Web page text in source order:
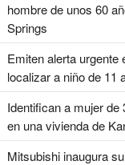
hombre de unos 60
Springs
Emiten alerta
localizar a niño de 11
Identifican a mujer de
en una vivienda de
Mitsubishi inaugura